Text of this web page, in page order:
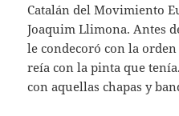
Catalán del Movimiento
Joaquim Llimona. Antes
le condecoró con la orden
reía con la pinta que
con aquellas chapas y